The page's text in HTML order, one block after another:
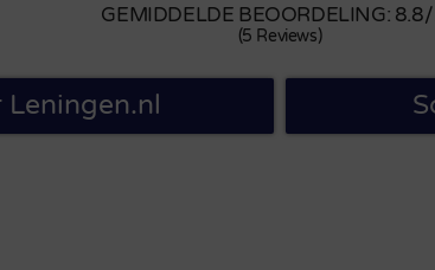
GEMIDDELDE BEOORDELING:
(5 Reviews)
Leningen.nl